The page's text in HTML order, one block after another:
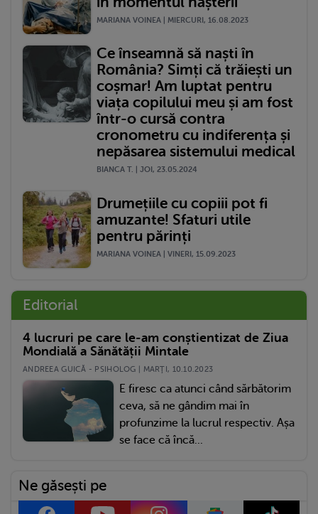
MARIANA VOINEA | MIERCURI, 16.08.2023
Ce înseamnă să naști în
România? Simți că trăiești un
coșmar! Am luptat pentru
viața copilului meu și am fost
într-o cursă contra
cronometru cu indiferența și
nepăsarea sistemului medical
BIANCA T. | JOI, 23.05.2024
Drumețiile cu copiii pot fi
amuzante! Sfaturi utile
pentru părinți
MARIANA VOINEA | VINERI, 15.09.2023
Editorial
4 lucruri pe care le-am conștientizat de Ziua
Mondială a Sănătății Mintale
ANDREEA GUICĂ - PSIHOLOG | MARŢI, 10.10.2023
E firesc ca atunci când sărbătorim
ceva, să ne gândim mai în
profunzime la lucrul respectiv. Așa
se face că încă...
Ne găsești pe